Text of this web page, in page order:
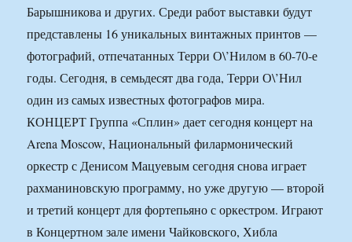
Барышникова и других. Среди работ выставки будут
представлены 16 уникальных винтажных принтов —
фотографий, отпечатанных Терри О\’Нилом в 60-70-е
годы. Сегодня, в семьдесят два года, Терри О\’Нил
один из самых известных фотографов мира.
КОНЦЕРТ Группа «Сплин» дает сегодня концерт на
Arena Moscow, Национальный филармонический
оркестр с Денисом Мацуевым сегодня снова играет
рахманиновскую программу, но уже другую — второй
и третий концерт для фортепьяно с оркестром. Играют
в Концертном зале имени Чайковского, Хибла